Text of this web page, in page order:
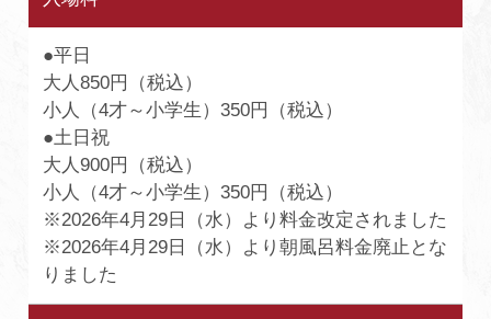
●平日
大人850円（税込）
小人（4才～小学生）350円（税込）
●土日祝
大人900円（税込）
小人（4才～小学生）350円（税込）
※2026年4月29日（水）より料金改定されました
※2026年4月29日（水）より朝風呂料金廃止とな
りました